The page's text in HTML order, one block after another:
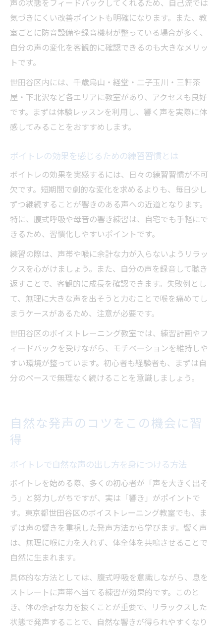
声の状態をフィードバックしてくれるため、自己流では
気づきにくい改善ポイントも明確になります。また、教
室ごとに防音設備や録音機材が整っている場合が多く、
自分の声の変化を客観的に確認できるのも大きなメリッ
トです。
世田谷区内には、千歳烏山・経堂・二子玉川・三軒茶
屋・下北沢など各エリアに教室があり、アクセスも良好
です。まずは体験レッスンを利用し、響く声を実際に体
感してみることをおすすめします。
ボイトレの効果を感じるための練習習慣とは
ボイトレの効果を実感するには、日々の練習習慣が不可
欠です。短期間で劇的な変化を求めるよりも、毎日少し
ずつ継続することが響きのある声への近道となります。
特に、腹式呼吸や母音の響き練習は、自宅でも手軽にで
きるため、習慣化しやすいポイントです。
練習の際は、声帯や喉に余計な力が入らないようリラッ
クスを心がけましょう。また、自分の声を録音して聴き
返すことで、客観的に成長を確認できます。失敗例とし
て、無理に大きな声を出そうと力むことで喉を痛めてし
まうケースがあるため、注意が必要です。
世田谷区のボイストレーニング教室では、練習計画やフ
ィードバックを受けながら、モチベーションを維持しや
すい環境が整っています。初心者も経験者も、まずは自
分のペースで無理なく続けることを意識しましょう。
自然な発声のコツをこの機会に習
得
ボイトレで自然な声の出し方を身につける方法
ボイトレを始める際、多くの初心者が「声を大きく出そ
う」と努力しがちですが、実は「響き」がポイントで
す。東京都世田谷区のボイストレーニング教室でも、ま
ずは声の響きを重視した発声方法から学びます。響く声
は、無理に喉に力を入れず、体全体を共鳴させることで
自然に生まれます。
具体的な方法としては、腹式呼吸を意識しながら、息を
ストレートに声帯へ当てる練習が効果的です。このと
き、体の余計な力を抜くことが重要で、リラックスした
状態で発声することで、自然な響きが得られやすくなり